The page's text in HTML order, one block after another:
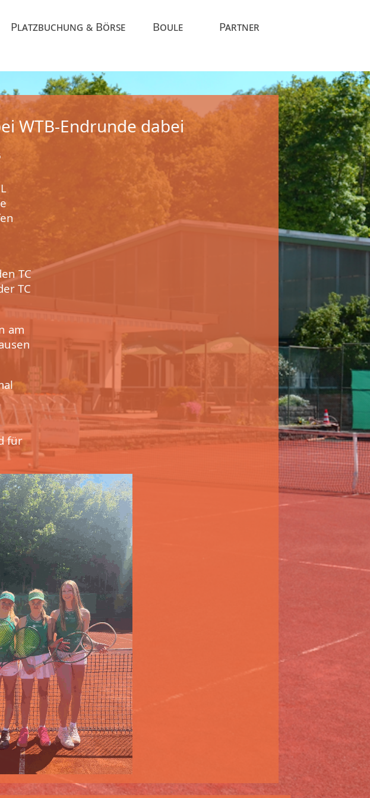
Platzbuchung & Börse Boule
Partner
WTB-Endrunde dabei
TC
TC
am
für